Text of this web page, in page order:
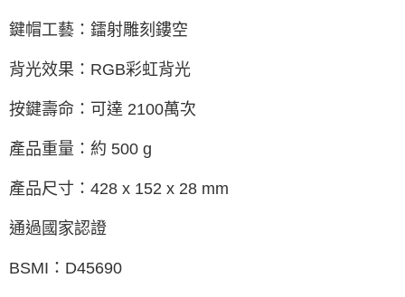
鍵帽工藝：鐳射雕刻鏤空
背光效果：RGB彩虹背光
按鍵壽命：可達 2100萬次
產品重量：約 500 g
產品尺寸：428 x 152 x 28 mm
通過國家認證
BSMI：D45690